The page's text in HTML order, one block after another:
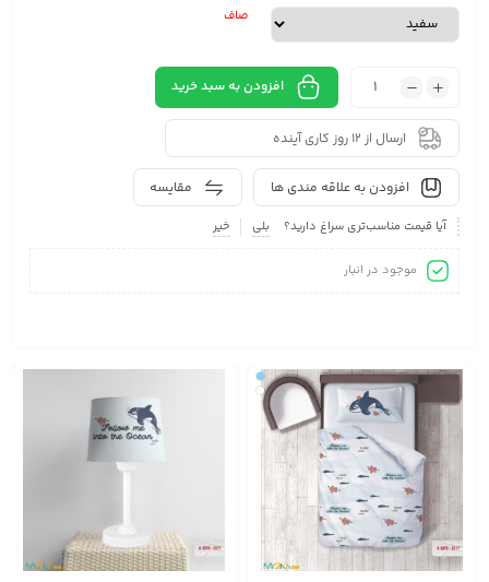
صاف
افزودن به سبد خرید
ارسال از 12 روز کاری آینده
مقایسه افزودن به علاقه مندی ها
آیا قیمت مناسب‌تری سراغ دارید؟ بلی خیر
موجود در انبار